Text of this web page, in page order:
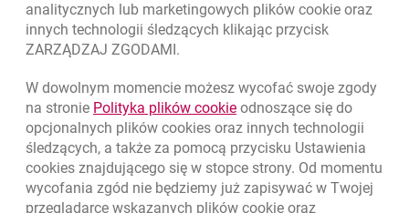
Kursy wymiany walut
Kursy wymiany walut. Data aktualizacji: 7.08.2026, 12:53:25
WALUTA KUPNO SPRZEDAŻ
EUR 4.1346 4.4568
USD 3.8493
CHF 4.4312 4.7764
GBP 4.822 5.1978
analitycznych lub marketingowych plików cookie oraz
innych technologii śledzących klikając przycisk
ZARZĄDZAJ ZGODAMI.
W dowolnym momencie możesz wycofać swoje zgody
na stronie Polityka plików cookielink otwiera się w nowym
odnoszące się do
opcjonalnych plików cookies oraz innych technologii
śledzących, a także za pomocą przycisku Ustawienia
cookies znajdującego się w stopce strony. Od momentu
wycofania zgód nie będziemy już zapisywać w Twojej
przeglądarce wskazanych plików cookie oraz